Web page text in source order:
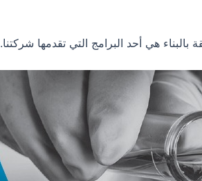
بالبناء هي أحد البرامج التي تقدمها شركتنا.